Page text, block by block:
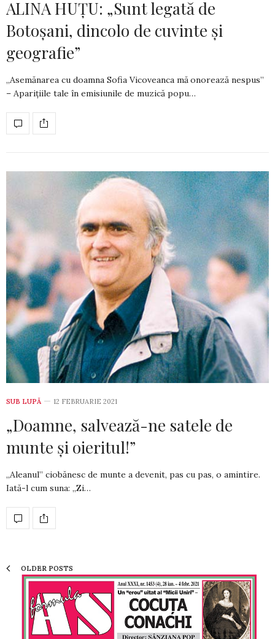
ALINA HUȚU: „Sunt legată de
Botoșani, dincolo de cuvinte și
geografie”
„Asemănarea cu doamna Sofia Vicoveanca mă onorează nespus”
– Apariţiile tale în emisiunile de muzică popu­…
SUB LUPĂ 12 FEBRUARIE 2021
„Doamne, salvează-ne satele de
munte și oieritul!”
„Aleanul” ciobănesc de munte a devenit, pas cu pas, o amintire.
Iată-l cum suna: „Zi…
OLDER POSTS